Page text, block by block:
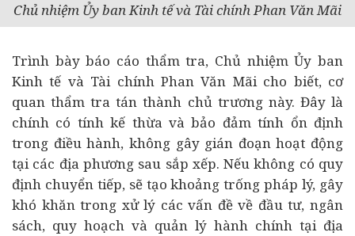
Chủ nhiệm Ủy ban Kinh tế và Tài chính Phan Văn Mãi
Trình bày báo cáo thẩm tra, Chủ nhiệm Ủy ban
Kinh tế và Tài chính Phan Văn Mãi cho biết, cơ
quan thẩm tra tán thành chủ trương này. Đây là
chính có tính kế thừa và bảo đảm tính ổn định
trong điều hành, không gây gián đoạn hoạt động
tại các địa phương sau sắp xếp. Nếu không có quy
định chuyển tiếp, sẽ tạo khoảng trống pháp lý, gây
khó khăn trong xử lý các vấn đề về đầu tư, ngân
sách, quy hoạch và quản lý hành chính tại địa